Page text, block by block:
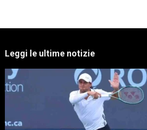
Leggi le ultime notizie